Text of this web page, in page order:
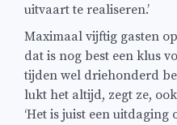
uitvaart te realiseren.’
Maximaal vijftig gasten
dat is nog best een klus
tijden wel driehonderd
lukt het altijd, zegt ze,
‘Het is juist een